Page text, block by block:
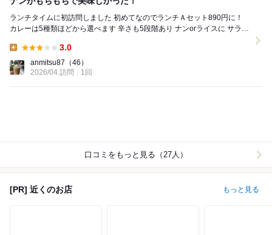
ランチタイムに初訪問しました 初めてなのでランチＡセット890円に！
カレーは5種類ほどから選べます 辛さも5段階あり ナンorライスに サラダ
3.0
anmitsu87 （46）
2026/04 訪問
1回
口コミをもっと見る（27人）
[PR] 近くのお店 もっと見る